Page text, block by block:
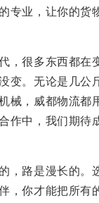
专业，让你的货
，很多东西都在
变。无论是几公
械，威都物流都
作中，我们期待
，路是漫长的。
，你才能把所有